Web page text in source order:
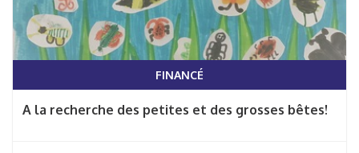
FINANCÉ
A la recherche des petites et des grosses bêtes!